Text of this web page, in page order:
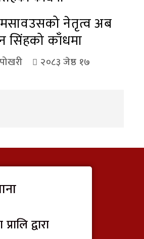
नेतृत्व अब
सिंहको काँधमा
२०८३ जेष्ठ १७
द्वारा